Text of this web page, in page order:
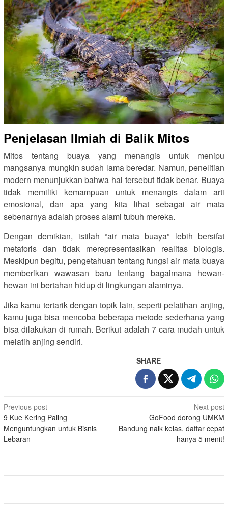
Penjelasan Ilmiah di Balik Mitos
Mitos tentang buaya yang menangis untuk menipu
mangsanya mungkin sudah lama beredar. Namun, penelitian
modern menunjukkan bahwa hal tersebut tidak benar. Buaya
tidak memiliki kemampuan untuk menangis dalam arti
emosional, dan apa yang kita lihat sebagai air mata
sebenarnya adalah proses alami tubuh mereka.
Dengan demikian, istilah “air mata buaya” lebih bersifat
metaforis dan tidak merepresentasikan realitas biologis.
Meskipun begitu, pengetahuan tentang fungsi air mata buaya
memberikan wawasan baru tentang bagaimana hewan-
hewan ini bertahan hidup di lingkungan alaminya.
Jika kamu tertarik dengan topik lain, seperti pelatihan anjing,
kamu juga bisa mencoba beberapa metode sederhana yang
bisa dilakukan di rumah. Berikut adalah 7 cara mudah untuk
melatih anjing sendiri.
SHARE
Post
navigation
Previous post
9 Kue Kering Paling
Menguntungkan untuk Bisnis
Lebaran
Next post
GoFood dorong UMKM
Bandung naik kelas, daftar cepat
hanya 5 menit!